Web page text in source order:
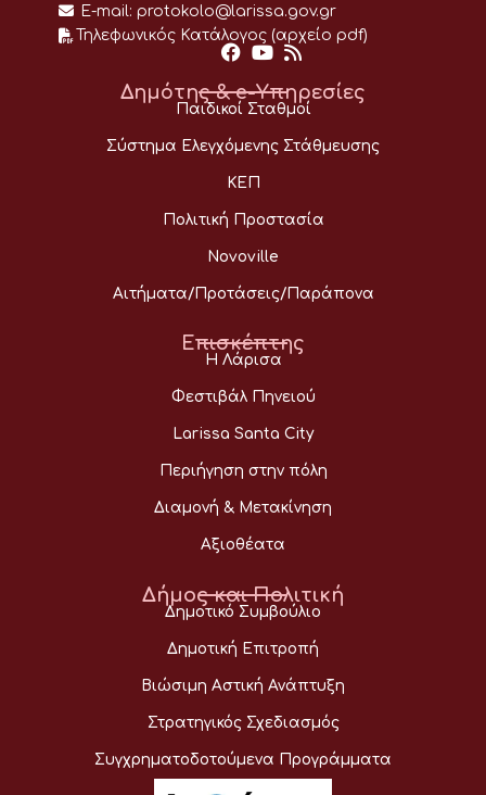
E-mail: protokolo@larissa.gov.gr
Τηλεφωνικός Κατάλογος (αρχείο pdf)
Δημότης & e-Υπηρεσίες
Παιδικοί Σταθμοί
Σύστημα Ελεγχόμενης Στάθμευσης
ΚΕΠ
Πολιτική Προστασία
Novoville
Αιτήματα/Προτάσεις/Παράπονα
Επισκέπτης
Η Λάρισα
Φεστιβάλ Πηνειού
Larissa Santa City
Περιήγηση στην πόλη
Διαμονή & Μετακίνηση
Αξιοθέατα
Δήμος και Πολιτική
Δημοτικό Συμβούλιο
Δημοτική Επιτροπή
Βιώσιμη Αστική Ανάπτυξη
Στρατηγικός Σχεδιασμός
Συγχρηματοδοτούμενα Προγράμματα